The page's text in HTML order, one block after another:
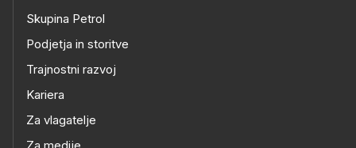
Skupina Petrol
Podjetja in storitve
Trajnostni razvoj
Kariera
Za vlagatelje